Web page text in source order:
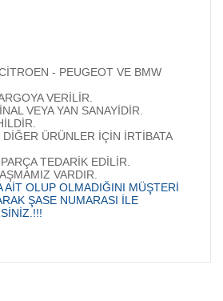
- PEUGEOT VE BMW
VERİLİR.
VEYA YAN SANAYİDİR.
DAHİLDİR.
ÜRÜNLER İÇİN İRTİBATA
TEDARİK EDİLİR.
VARDIR.
AİT OLUP OLMADIĞINI MÜŞTERİ
ŞASE NUMARASI İLE
ürün açıklamalarında ve diğer